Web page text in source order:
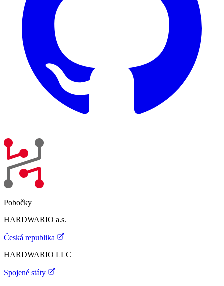
Pobočky
HARDWARIO a.s.
Česká republika
HARDWARIO LLC
Spojené státy